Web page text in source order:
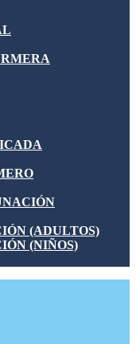
(ADULTOS)
(NIÑOS)